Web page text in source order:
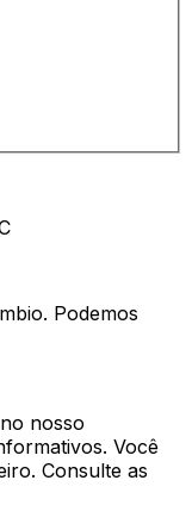
Podemos
nosso
Você
Consulte as